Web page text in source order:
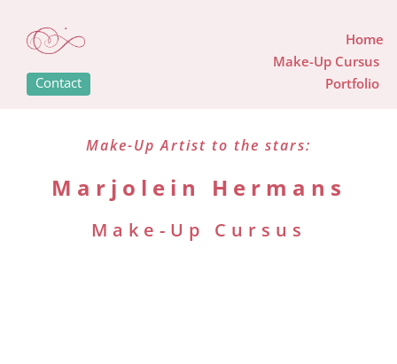
Home
Make-Up Cursus
Portfolio
Contact
Make-Up Artist to the stars:
Marjolein Hermans
Make-Up Cursus